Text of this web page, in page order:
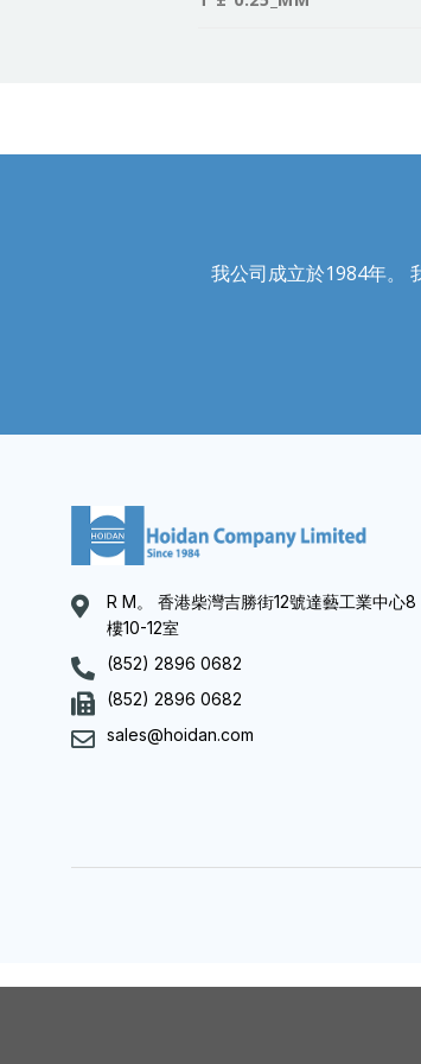
我公司成立於1984年。
R M。 香港柴灣吉勝街12號達藝工業中心8
樓10-12室
(852) 2896 0682
(852) 2896 0682
sales@hoidan.com